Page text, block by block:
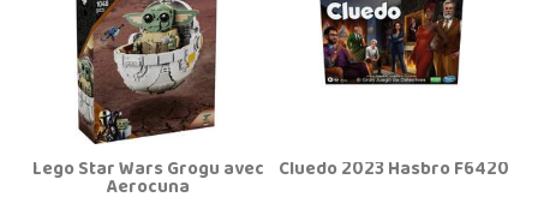
Lego Star Wars Grogu avec
Aerocuna Cluedo 2023 Hasbro F6420